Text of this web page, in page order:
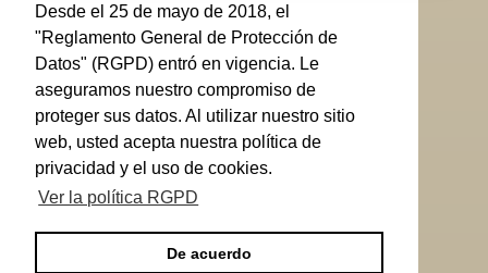
Desde el 25 de mayo de 2018, el
"Reglamento General de Protección de
Datos" (RGPD) entró en vigencia. Le
aseguramos nuestro compromiso de
proteger sus datos. Al utilizar nuestro sitio
web, usted acepta nuestra política de
privacidad y el uso de cookies.
Ver la política RGPD
De acuerdo